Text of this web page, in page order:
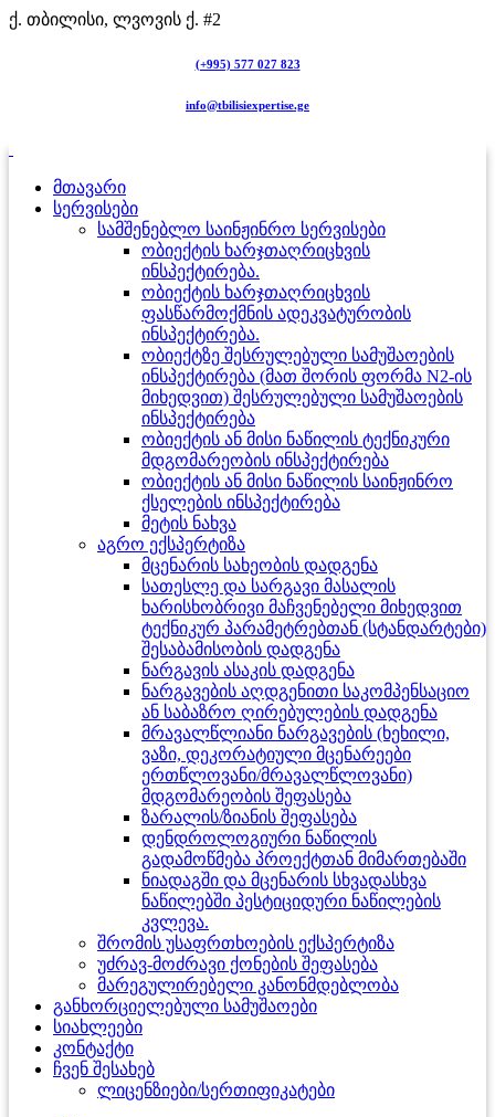
ქ. თბილისი, ლვოვის ქ. #2
(+995) 577 027 823
info@tbilisiexpertise.ge
მთავარი
სერვისები
სამშენებლო საინჟინრო სერვისები
ობიექტის ხარჯთაღრიცხვის
ინსპექტირება.
ობიექტის ხარჯთაღრიცხვის
ფასწარმოქმნის ადეკვატურობის
ინსპექტირება.
ობიექტზე შესრულებული სამუშაოების
ინსპექტირება (მათ შორის ფორმა N2-ის
მიხედვით) შესრულებული სამუშაოების
ინსპექტირება
ობიექტის ან მისი ნაწილის ტექნიკური
მდგომარეობის ინსპექტირება
ობიექტის ან მისი ნაწილის საინჟინრო
ქსელების ინსპექტირება
მეტის ნახვა
აგრო ექსპერტიზა
მცენარის სახეობის დადგენა
სათესლე და სარგავი მასალის
ხარისხობრივი მაჩვენებელი მიხედვით
ტექნიკურ პარამეტრებთან (სტანდარტები)
შესაბამისობის დადგენა
ნარგავის ასაკის დადგენა
ნარგავების აღდგენითი საკომპენსაციო
ან საბაზრო ღირებულების დადგენა
მრავალწლიანი ნარგავების (ხეხილი,
ვაზი, დეკორატიული მცენარეები
ერთწლოვანი/მრავალწლოვანი)
მდგომარეობის შეფასება
ზარალის/ზიანის შეფასება
დენდროლოგიური ნაწილის
გადამოწმება პროექტთან მიმართებაში
ნიადაგში და მცენარის სხვადასხვა
ნაწილებში პესტიციდური ნაწილების
კვლევა.
შრომის უსაფრთხოების ექსპერტიზა
უძრავ-მოძრავი ქონების შეფასება
მარეგულირებელი კანონმდებლობა
განხორციელებული სამუშაოები
სიახლეები
კონტაქტი
ჩვენ შესახებ
ლიცენზიები/სერთიფიკატები